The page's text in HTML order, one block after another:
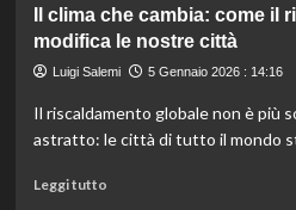
programma
di
mira
mettere
le
al
Il clima che cambia: come il
modifica le nostre città
Luigi Salemi 5 Gennaio 2026 : 14:16
Il riscaldamento globale non è più
astratto: le città di tutto il mondo
Leggi tuttoLeggi